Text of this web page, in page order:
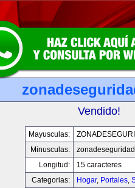
Vendido!
Mayusculas:
Minusculas:
Longitud:
15 caracteres
Categorias:
Hogar, Portales,